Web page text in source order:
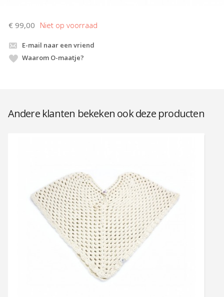
€ 99,00
E-mail naar een vriend
Waarom O-maatje?
Andere klanten bekeken ook deze producten